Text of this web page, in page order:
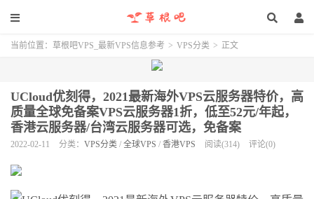
当前位置： 草根吧VPS_最新VPS信息参考 > VPS分类 > 正文
UCloud优刻得，2021最新海外VPS云服务器特价，高
质量全球免备案VPS云服务器1折，低至52元/年起，
香港云服务器/台湾云服务器可选，免备案
2022-02-11 分类： VPS分类 / 全球VPS / 香港VPS 阅读(314) 评论(0)